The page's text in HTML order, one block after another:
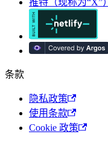
推特（现称为“X”）
条款
隐私政策
使用条款
Cookie 政策